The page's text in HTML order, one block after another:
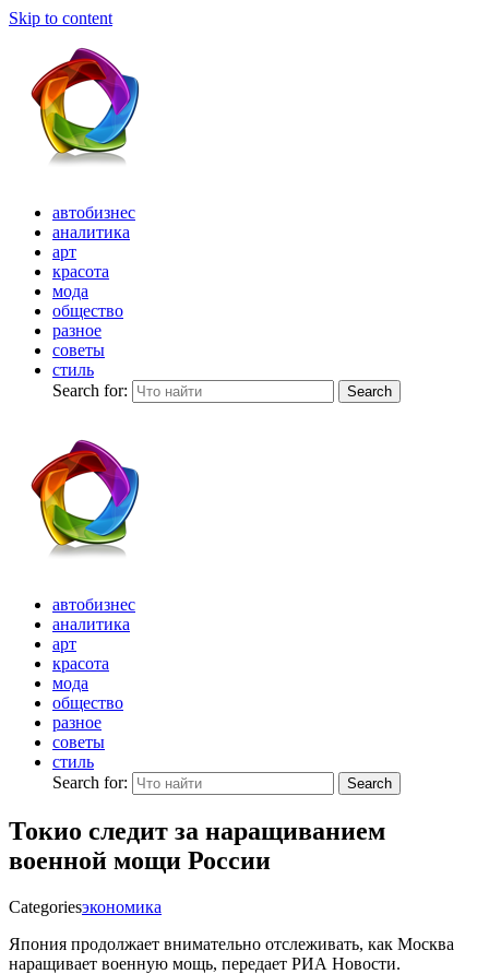
Skip to content
автобизнес
аналитика
арт
красота
мода
общество
разное
советы
стиль
Search for:
Search
автобизнес
аналитика
арт
красота
мода
общество
разное
советы
стиль
Search for:
Search
Токио следит за наращиванием
военной мощи России
Categoriesэкономика
Япония продолжает внимательно отслеживать, как Москва
наращивает военную мощь, передает РИА Новости.